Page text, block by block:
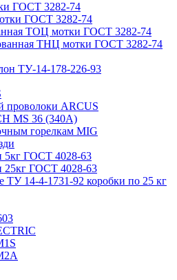
ГОСТ 3282-74
ГОСТ 3282-74
ТОЦ мотки ГОСТ 3282-74
ТНЦ мотки ГОСТ 3282-74
ТУ-14-178-226-93
проволоки ARCUS
MS 36 (340A)
горелкам MIG
5кг ГОСТ 4028-63
25кг ГОСТ 4028-63
ТУ 14-4-1731-92 коробки по 25 кг